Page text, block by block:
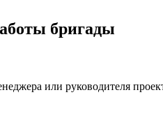
бригады
или руководителя